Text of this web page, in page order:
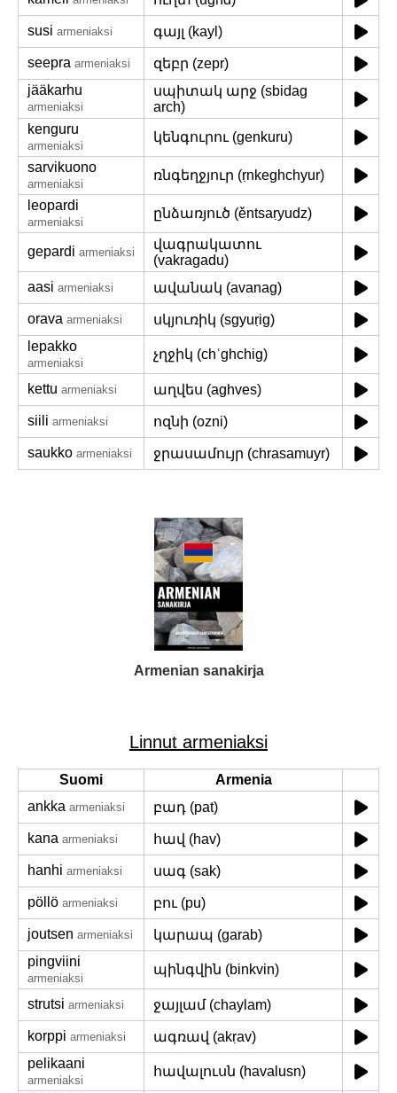
susi armeniaksi գայլ (kayl)
seepra armeniaksi
զեբր (zepr)
jääkarhu
armeniaksi
սպիտակ արջ (sbidag
arch)
kenguru
armeniaksi
կենգուրու (genkuru)
sarvikuono
armeniaksi
ռնգեղջյուր (ṛnkeghchyur)
leopardi
armeniaksi
ընձառյուծ (ěntsaṛyudz)
gepardi armeniaksi
վագրակատու
(vakragadu)
aasi armeniaksi ավանակ (avanag)
orava armeniaksi
սկյուռիկ (sgyuṛig)
lepakko
armeniaksi
չղջիկ (chʿghchig)
kettu armeniaksi աղվես (aghves)
siili armeniaksi ոզնի (ozni)
saukko armeniaksi ջրասամույր (chrasamuyr)
Armenian sanakirja
Linnut armeniaksi
Suomi
Armenia
ankka armeniaksi բադ (pat)
kana armeniaksi հավ (hav)
hanhi armeniaksi սագ (sak)
pöllö armeniaksi բու (pu)
joutsen armeniaksi
կարապ (garab)
pingviini
armeniaksi
պինգվին (binkvin)
strutsi armeniaksi ջայլամ (chaylam)
korppi armeniaksi
ագռավ (akṛav)
pelikaani
armeniaksi
հավալուսն (havalusn)